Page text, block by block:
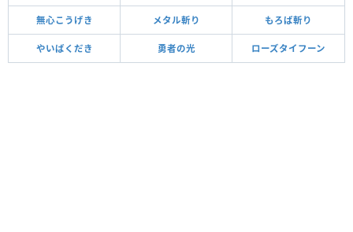
無心こうげき メタル斬り もろば斬り
やいばくだき 勇者の光 ローズタイフーン